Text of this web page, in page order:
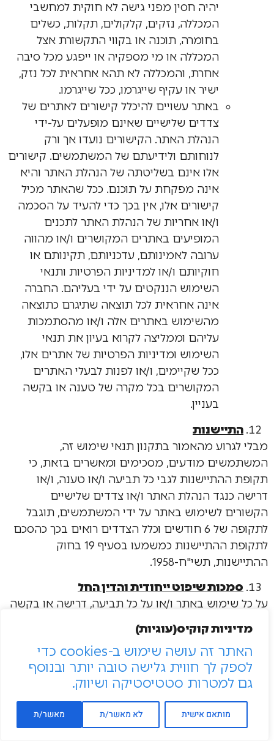
מדיניות קוקיס(עוגיות)
האתר זה עושה שימוש ב-cookies כדי
לספק לך חווית גלישה טובה יותר ובנוסף
גם למטרות סטטיסטיקה ושיווק.
מותאם אישית לא מאשר/ת מאשר/ת
יהיה חסין מפני גישה לא חוקית למחשבי
המכללה, נזקים, קלקולים, תקלות, כשלים
בחומרה, תוכנה או בקווי התקשורת אצל
המכללה או מי מספקיה או ייפגע מכל סיבה
אחרת, והמכללה לא תהא אחראית לכל נזק,
ישיר או עקיף שייגרמו, ככל שייגרמו.
באתר עשויים להיכלל קישורים לאתרים של
צדדים שלישיים שאינם מופעלים על-ידי
הנהלת האתר. הקישורים נועדו אך ורק
לנוחותם ולידיעתם של המשתמשים. קישורים
אלו אינם בשליטתה של הנהלת האתר והיא
אינה מפקחת על תוכנם. ככל שהאתר מכיל
קישורים אלו, אין בכך כדי להעיד על הסכמה
ו/או אחריות של הנהלת האתר לתכנים
המופיעים באתרים המקושרים ו/או מהווה
ערובה לאמינותם, עדכניותם, תקינותם או
חוקיותם ו/או למדיניות הפרטיות ותנאי
השימוש הננקטים על ידי בעליהם. החברה
אינה אחראית לכל תוצאה שתיגרם כתוצאה
מהשימוש באתרים אלה ו/או מהסתמכות
עליהם וממליצה לקרוא בעיון את תנאי
השימוש ומדיניות הפרטיות של אתרים אלו,
ככל שקיימים, ו/או לפנות לבעלי האתרים
המקושרים בכל מקרה של טענה או בקשה
בעניין.
התיישנות
מבלי לגרוע מהאמור בתקנון תנאי שימוש זה,
המשתמשים מודעים, מסכימים ומאשרים בזאת, כי
תקופת ההתיישנות לגבי כל תביעה ו/או טענה, ו/או
דרישה כנגד הנהלת האתר ו/או צדדים שלישיים
הקשורים לשימוש באתר על ידי המשתמשים, תוגבל
לתקופה של 6 חודשים וכלל הצדדים רואים בכך כהסכם
לתקופת ההתיישנות כמשמעו בסעיף 19 בחוק
ההתיישנות, תשי"ח-1958.
סמכות שיפוט ייחודית והדין החל
על כל שימוש באתר ו/או על כל תביעה, דרישה או בקשה
באופן ישיר או עקיף לאתר זה, יחולו דיני מדינת ישראל
והם בלבד. לבתי המשפט ברחובות תהא סמכות השיפוט
הייחודית בכל הנוגע לתקנון זה ולשימוש באתר. למען
הסר ספק יובהר, שעל אף שלמרכז הארצי ללימודים יש
סניפים במספר ערים בישראל, מאחר שהנהלת ומשרדי
החברה נמצאים בעיר נס ציונה, תנאי יסודי ועיקרי